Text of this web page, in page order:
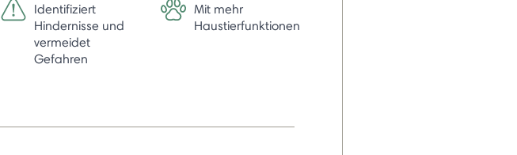
Identifiziert
Hindernisse und
vermeidet
Gefahren
Mit mehr
Haustierfunktionen